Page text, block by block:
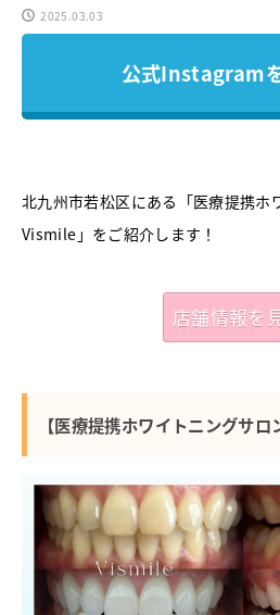
2025.03.03
公式Instagram
北九州市若松区にある「医療提携
Vismile」をご紹介します！
店舗情報を
【医療提携ホワイトニングサ